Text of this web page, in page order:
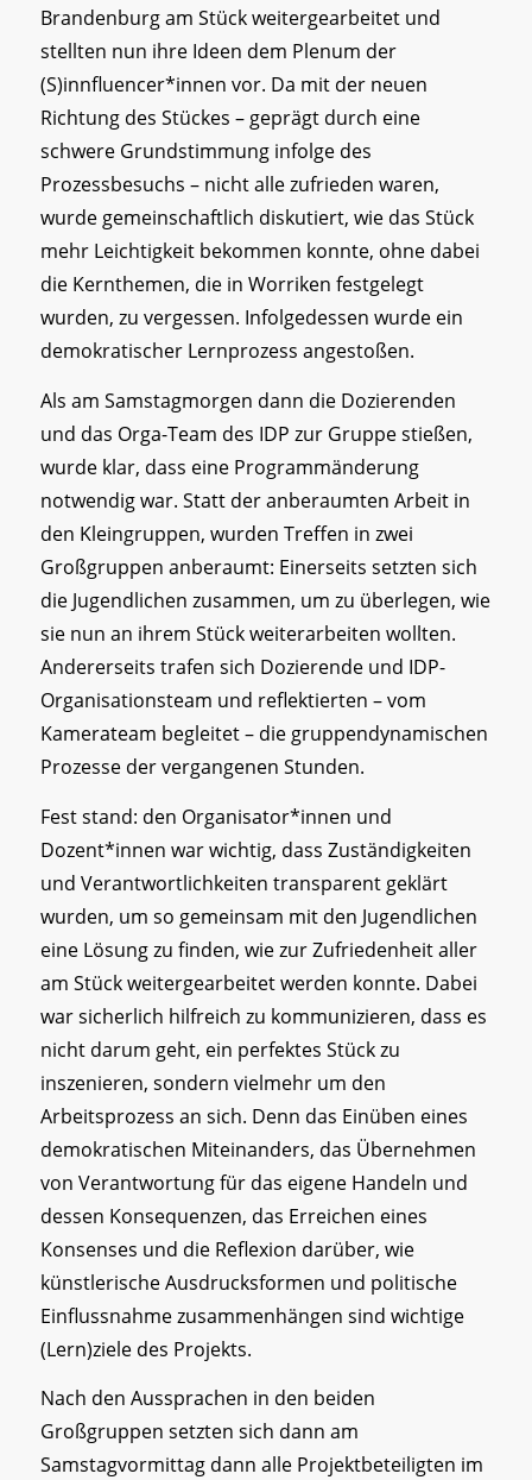
Brandenburg am Stück weitergearbeitet und
stellten nun ihre Ideen dem Plenum der
(S)innfluencer*innen vor. Da mit der neuen
Richtung des Stückes – geprägt durch eine
schwere Grundstimmung infolge des
Prozessbesuchs – nicht alle zufrieden waren,
wurde gemeinschaftlich diskutiert, wie das Stück
mehr Leichtigkeit bekommen konnte, ohne dabei
die Kernthemen, die in Worriken festgelegt
wurden, zu vergessen. Infolgedessen wurde ein
demokratischer Lernprozess angestoßen.
Als am Samstagmorgen dann die Dozierenden
und das Orga-Team des IDP zur Gruppe stießen,
wurde klar, dass eine Programmänderung
notwendig war. Statt der anberaumten Arbeit in
den Kleingruppen, wurden Treffen in zwei
Großgruppen anberaumt: Einerseits setzten sich
die Jugendlichen zusammen, um zu überlegen, wie
sie nun an ihrem Stück weiterarbeiten wollten.
Andererseits trafen sich Dozierende und IDP-
Organisationsteam und reflektierten – vom
Kamerateam begleitet – die gruppendynamischen
Prozesse der vergangenen Stunden.
Fest stand: den Organisator*innen und
Dozent*innen war wichtig, dass Zuständigkeiten
und Verantwortlichkeiten transparent geklärt
wurden, um so gemeinsam mit den Jugendlichen
eine Lösung zu finden, wie zur Zufriedenheit aller
am Stück weitergearbeitet werden konnte. Dabei
war sicherlich hilfreich zu kommunizieren, dass es
nicht darum geht, ein perfektes Stück zu
inszenieren, sondern vielmehr um den
Arbeitsprozess an sich. Denn das Einüben eines
demokratischen Miteinanders, das Übernehmen
von Verantwortung für das eigene Handeln und
dessen Konsequenzen, das Erreichen eines
Konsenses und die Reflexion darüber, wie
künstlerische Ausdrucksformen und politische
Einflussnahme zusammenhängen sind wichtige
(Lern)ziele des Projekts.
Nach den Aussprachen in den beiden
Großgruppen setzten sich dann am
Samstagvormittag dann alle Projektbeteiligten im